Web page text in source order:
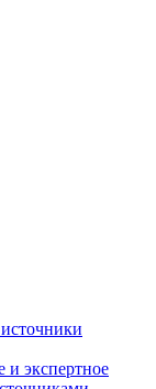
и экспертное